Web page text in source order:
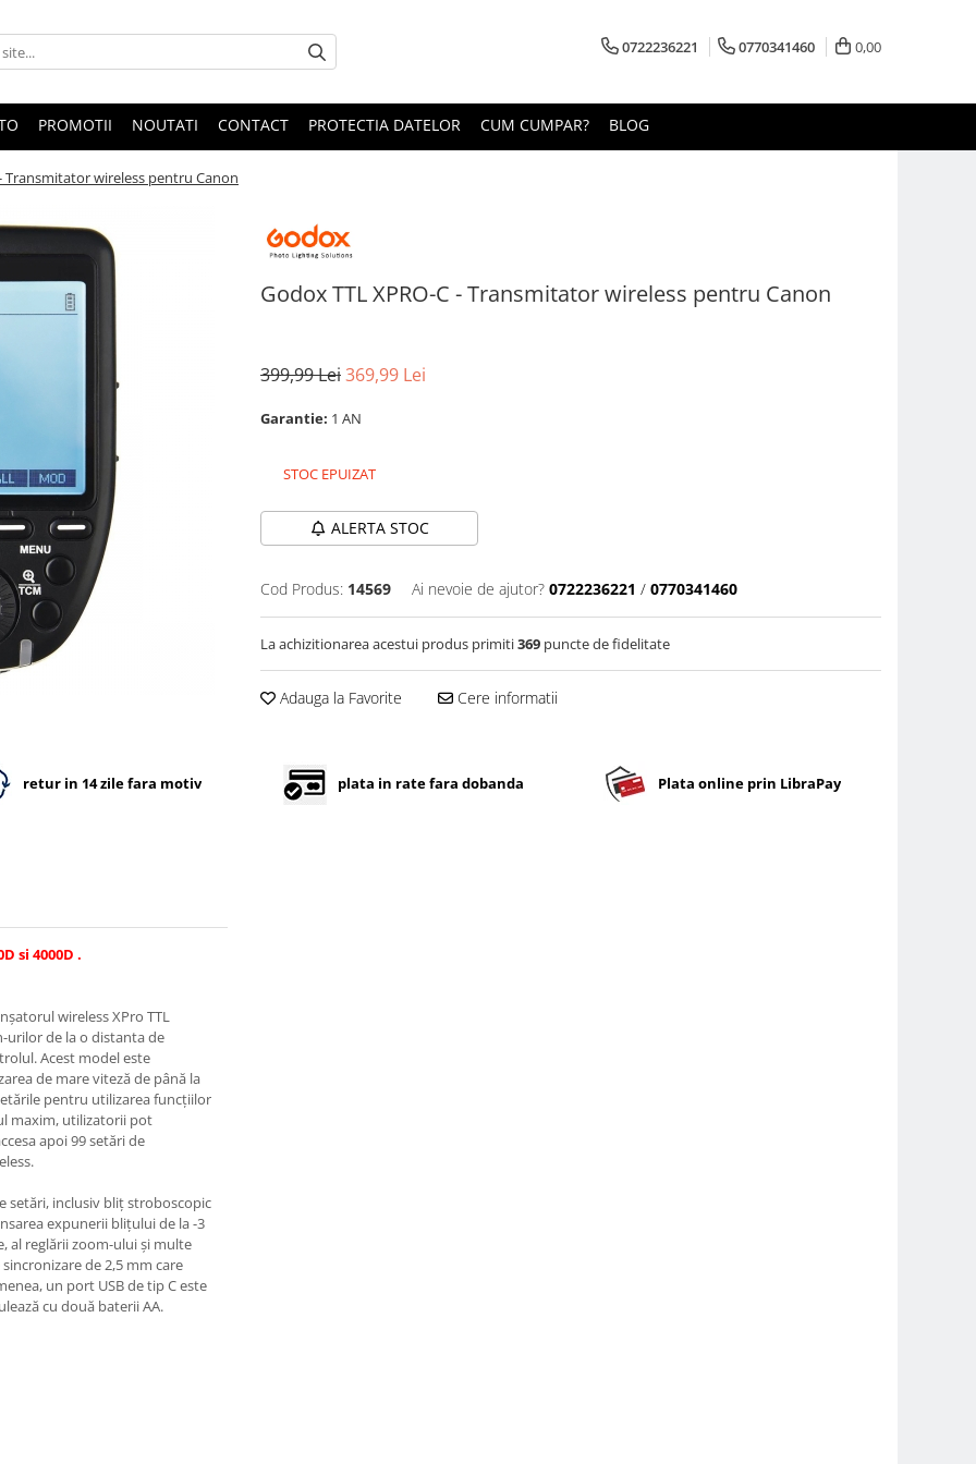
0722236221 0770341460 0,00
PROMOTII NOUTATI CONTACT PROTECTIA DATELOR CUM CUMPAR? BLOG
Transmitator wireless pentru Canon
Godox TTL XPRO-C - Transmitator wireless pentru Canon
399,99 Lei369,99 Lei
Garantie: 1 AN
STOC EPUIZAT
ALERTA STOC
Cod Produs: 14569 Ai nevoie de ajutor? 0722236221 / 0770341460
La achizitionarea acestui produs primiti369 puncte de fidelitate
Adauga la Favorite Cere informatii
retur in 14 zile fara motiv plata in rate fara dobanda Plata online prin LibraPay
si 4000D .
wireless XPro TTL
urilor de la o distanta de
Acest model este
de mare viteză de până la
pentru utilizarea funcțiilor
maxim, utilizatorii pot
apoi 99 setări de
setări, inclusiv bliț stroboscopic
expunerii blițului de la -3
al reglării zoom-ului și multe
de 2,5 mm care
un port USB de tip C este
cu două baterii AA.